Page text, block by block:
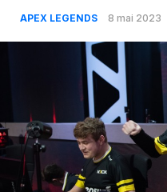
APEX LEGENDS 8 mai 2023